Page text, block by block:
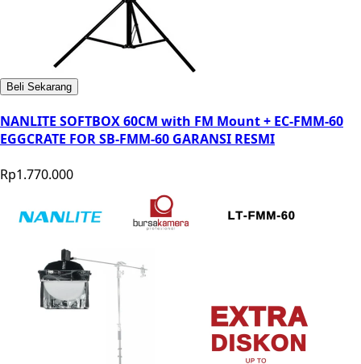
Beli Sekarang
NANLITE SOFTBOX 60CM with FM Mount + EC-FMM-60
EGGCRATE FOR SB-FMM-60 GARANSI RESMI
Rp1.770.000